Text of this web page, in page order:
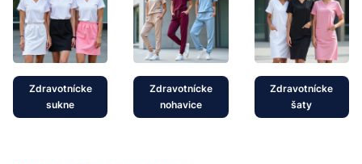
Zdravotnícke
sukne
Zdravotnícke
nohavice
Zdravotnícke
šaty